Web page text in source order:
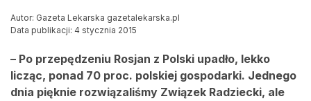
Autor: Gazeta Lekarska gazetalekarska.pl
Data publikacji: 4 stycznia 2015
– Po przepędzeniu Rosjan z Polski upadło, lekko
licząc, ponad 70 proc. polskiej gospodarki. Jednego
dnia pięknie rozwiązaliśmy Związek Radziecki, ale